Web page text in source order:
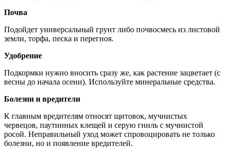
Почва
Подойдет универсальный грунт либо почвосмесь из листовой
земли, торфа, песка и перегноя.
Удобрение
Подкормки нужно вносить сразу же, как растение зацветает (с
весны до начала осени). Используйте минеральные средства.
Болезни и вредители
К главным вредителям относят щитовок, мучнистых
червецов, паутинных клещей и серую гниль с мучнистой
росой. Неправильный уход может спровоцировать не только
болезни, но и появление вредителей.